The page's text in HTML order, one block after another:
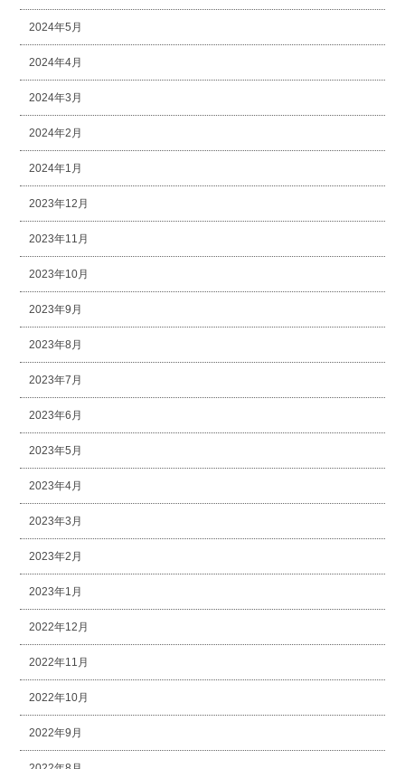
2024年5月
2024年4月
2024年3月
2024年2月
2024年1月
2023年12月
2023年11月
2023年10月
2023年9月
2023年8月
2023年7月
2023年6月
2023年5月
2023年4月
2023年3月
2023年2月
2023年1月
2022年12月
2022年11月
2022年10月
2022年9月